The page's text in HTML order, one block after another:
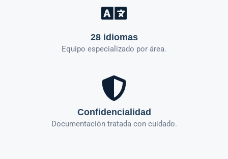
28 idiomas
Equipo especializado por área.
Confidencialidad
Documentación tratada con cuidado.